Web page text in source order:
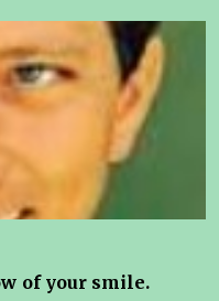
of your smile.